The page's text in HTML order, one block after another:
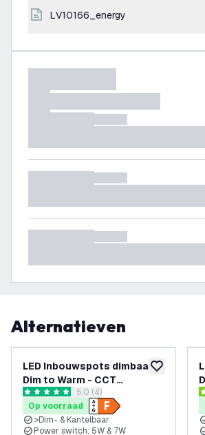
LV10166_energy
Alternatieven
toevoegen
LED Inbouwspots dimbaar -
Dim to Warm - CCT
(Lichtkleur instelbaar) -
5W/7W - IP65 - Zwart -
Kantelbaar - Aluminium - 5
reviews drawer openen
5 score sterren5.0 (4)
Op voorraad
>Dim- & Kantelbaar
Power switch: 5W & 7W